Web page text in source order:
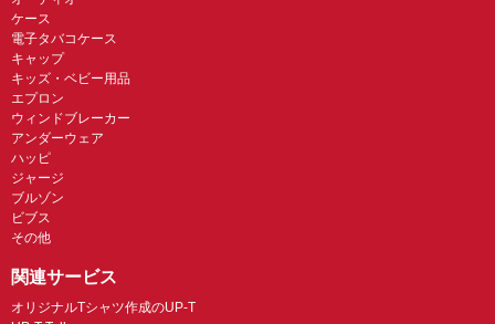
ケース
電子タバコケース
キャップ
キッズ・ベビー用品
エプロン
ウィンドブレーカー
アンダーウェア
ハッピ
ジャージ
ブルゾン
ビブス
その他
関連サービス
オリジナルTシャツ作成のUP-T